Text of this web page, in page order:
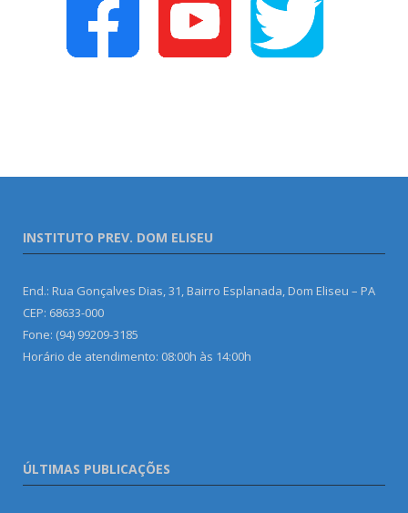
INSTITUTO PREV. DOM ELISEU
End.: Rua Gonçalves Dias, 31, Bairro Esplanada, Dom Eliseu – PA
CEP: 68633-000
Fone: (94) 99209-3185
Horário de atendimento: 08:00h às 14:00h
ÚLTIMAS PUBLICAÇÕES